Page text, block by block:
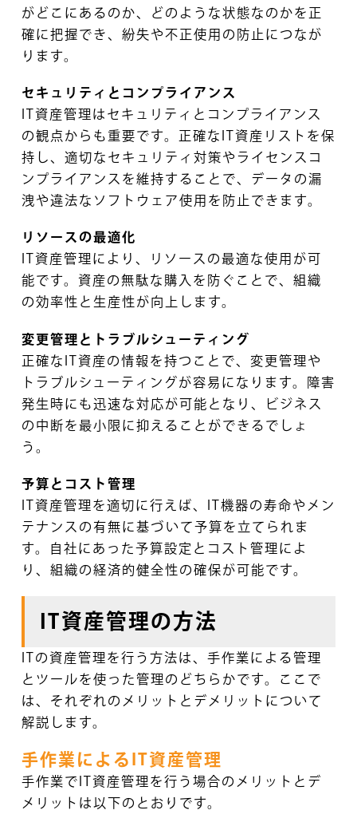
がどこにあるのか、どのような状態なのかを正
確に把握でき、紛失や不正使用の防止につなが
ります。
セキュリティとコンプライアンス
IT資産管理はセキュリティとコンプライアンス
の観点からも重要です。正確なIT資産リストを保
持し、適切なセキュリティ対策やライセンスコ
ンプライアンスを維持することで、データの漏
洩や違法なソフトウェア使用を防止できます。
リソースの最適化
IT資産管理により、リソースの最適な使用が可
能です。資産の無駄な購入を防ぐことで、組織
の効率性と生産性が向上します。
変更管理とトラブルシューティング
正確なIT資産の情報を持つことで、変更管理や
トラブルシューティングが容易になります。障害
発生時にも迅速な対応が可能となり、ビジネス
の中断を最小限に抑えることができるでしょ
う。
予算とコスト管理
IT資産管理を適切に行えば、IT機器の寿命やメン
テナンスの有無に基づいて予算を立てられま
す。自社にあった予算設定とコスト管理によ
り、組織の経済的健全性の確保が可能です。
IT資産管理の方法
ITの資産管理を行う方法は、手作業による管理
とツールを使った管理のどちらかです。ここで
は、それぞれのメリットとデメリットについて
解説します。
手作業によるIT資産管理
手作業でIT資産管理を行う場合のメリットとデ
メリットは以下のとおりです。